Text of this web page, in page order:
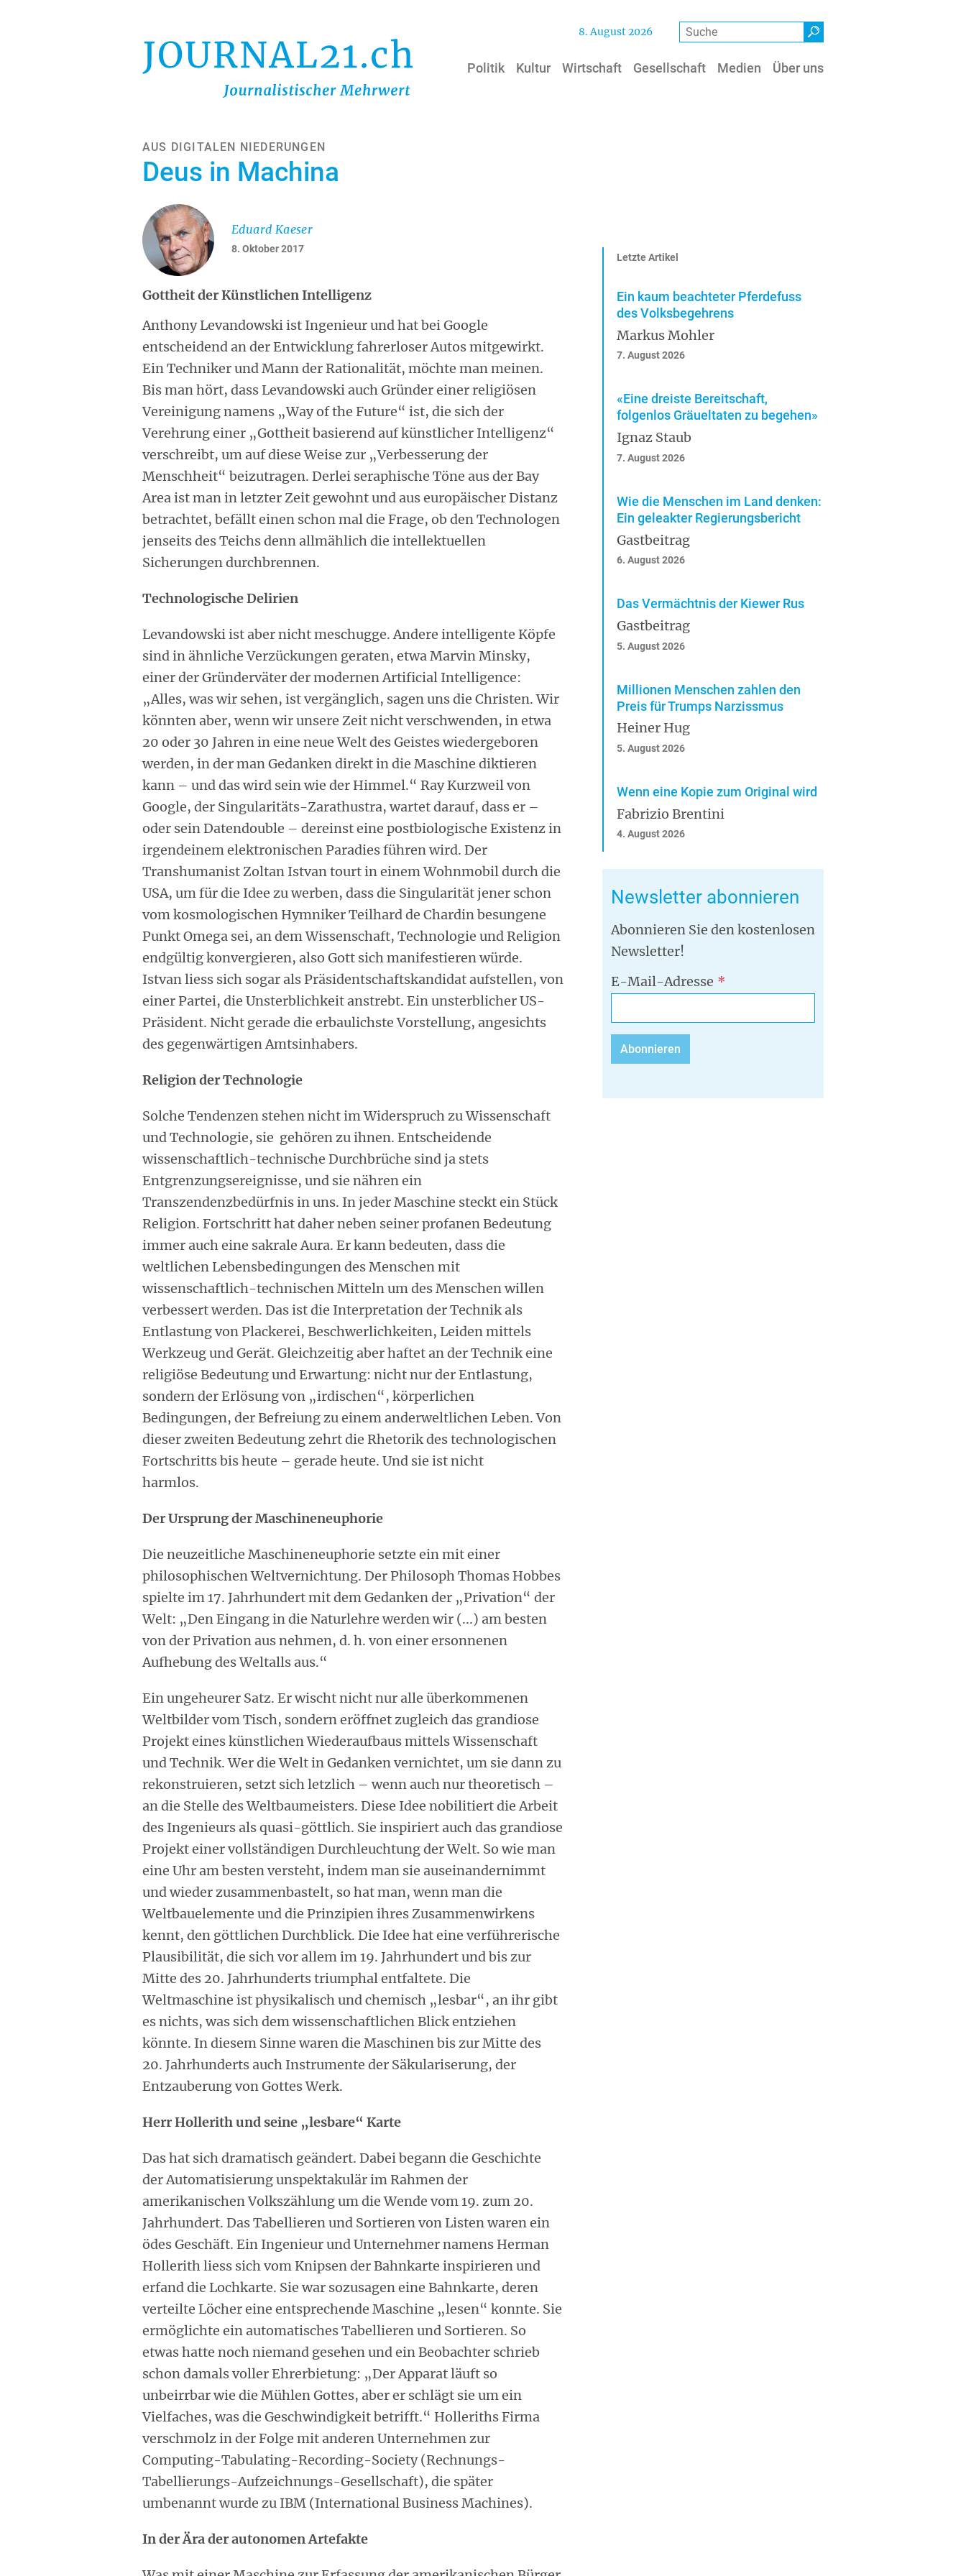
8. August 2026 Suche
Politik Kultur Wirtschaft Gesellschaft Medien Über uns
AUS DIGITALEN NIEDERUNGEN
Deus in Machina
8. Oktober 2017
Eduard Kaeser
Gottheit der Künstlichen Intelligenz
Anthony Levandowski ist Ingenieur und hat bei Google
entscheidend an der Entwicklung fahrerloser Autos mitgewirkt.
Ein Techniker und Mann der Rationalität, möchte man meinen.
Bis man hört, dass Levandowski auch Gründer einer religiösen
Vereinigung namens „Way of the Future“ ist, die sich der
Verehrung einer „Gottheit basierend auf künstlicher Intelligenz“
verschreibt, um auf diese Weise zur „Verbesserung der
Menschheit“ beizutragen. Derlei seraphische Töne aus der Bay
Area ist man in letzter Zeit gewohnt und aus europäischer Distanz
betrachtet, befällt einen schon mal die Frage, ob den Technologen
jenseits des Teichs denn allmählich die intellektuellen
Sicherungen durchbrennen.
Technologische Delirien
Levandowski ist aber nicht meschugge. Andere intelligente Köpfe
sind in ähnliche Verzückungen geraten, etwa Marvin Minsky,
einer der Gründerväter der modernen Artificial Intelligence:
„Alles, was wir sehen, ist vergänglich, sagen uns die Christen. Wir
könnten aber, wenn wir unsere Zeit nicht verschwenden, in etwa
20 oder 30 Jahren in eine neue Welt des Geistes wiedergeboren
werden, in der man Gedanken direkt in die Maschine diktieren
kann – und das wird sein wie der Himmel.“ Ray Kurzweil von
Google, der Singularitäts-Zarathustra, wartet darauf, dass er –
oder sein Datendouble – dereinst eine postbiologische Existenz in
irgendeinem elektronischen Paradies führen wird. Der
Transhumanist Zoltan Istvan tourt in einem Wohnmobil durch die
USA, um für die Idee zu werben, dass die Singularität jener schon
vom kosmologischen Hymniker Teilhard de Chardin besungene
Punkt Omega sei, an dem Wissenschaft, Technologie und Religion
endgültig konvergieren, also Gott sich manifestieren würde.
Istvan liess sich sogar als Präsidentschaftskandidat aufstellen, von
einer Partei, die Unsterblichkeit anstrebt. Ein unsterblicher US-
Präsident. Nicht gerade die erbaulichste Vorstellung, angesichts
des gegenwärtigen Amtsinhabers.
Religion der Technologie
Solche Tendenzen stehen nicht im Widerspruch zu Wissenschaft
und Technologie, sie gehören zu ihnen. Entscheidende
wissenschaftlich-techni­sche Durchbrüche sind ja stets
Entgrenzungsereignisse, und sie nähren ein
Transzendenzbedürfnis in uns. In jeder Maschine steckt ein Stück
Religion. Fortschritt hat daher neben seiner profanen Bedeutung
immer auch eine sakrale Aura. Er kann bedeuten, dass die
weltlichen Lebensbedingungen des Menschen mit
wissenschaftlich-technischen Mitteln um des Menschen willen
verbessert werden. Das ist die Interpretation der Technik als
Entlastung von Plackerei, Beschwerlichkeiten, Leiden mittels
Werkzeug und Gerät. Gleichzeitig aber haftet an der Technik eine
religiöse Bedeutung und Erwartung: nicht nur der Entlastung,
sondern der Erlösung von „irdischen“, körperlichen
Bedingungen, der Befreiung zu einem anderweltlichen Leben. Von
dieser zweiten Bedeutung zehrt die Rhetorik des technologischen
Fortschritts bis heute – gerade heute. Und sie ist nicht
harmlos.
Der Ursprung der Maschineneuphorie
Die neuzeitliche Maschineneuphorie setzte ein mit einer
philosophischen Weltvernichtung. Der Philosoph Thomas Hobbes
spielte im 17. Jahrhundert mit dem Gedanken der „Privation“ der
Welt: „Den Eingang in die Naturlehre werden wir (...) am besten
von der Privation aus nehmen, d. h. von einer ersonnenen
Aufhebung des Weltalls aus.“
Ein ungeheurer Satz. Er wischt nicht nur alle überkommenen
Weltbilder vom Tisch, sondern eröffnet zugleich das grandiose
Projekt eines künstlichen Wiederaufbaus mittels Wissenschaft
und Technik. Wer die Welt in Gedanken vernichtet, um sie dann zu
rekonstruieren, setzt sich letzlich – wenn auch nur theoretisch –
an die Stelle des Weltbaumeisters. Diese Idee nobilitiert die Arbeit
des Ingenieurs als quasi-göttlich. Sie inspiriert auch das grandiose
Projekt einer vollständigen Durchleuchtung der Welt. So wie man
eine Uhr am besten versteht, indem man sie auseinandernimmt
und wieder zusammenbastelt, so hat man, wenn man die
Weltbauelemente und die Prinzipien ihres Zusammenwirkens
kennt, den göttlichen Durchblick. Die Idee hat eine verführerische
Plausibilität, die sich vor allem im 19. Jahrhundert und bis zur
Mitte des 20. Jahrhunderts triumphal entfaltete. Die
Weltmaschine ist physikalisch und chemisch „lesbar“, an ihr gibt
es nichts, was sich dem wissenschaftlichen Blick entziehen
könnte. In diesem Sinne waren die Maschinen bis zur Mitte des
20. Jahrhunderts auch Instrumente der Säkulariserung, der
Entzauberung von Gottes Werk.
Herr Hollerith und seine „lesbare“ Karte
Das hat sich dramatisch geändert. Dabei begann die Geschichte
der Automatisierung unspektakulär im Rahmen der
amerikanischen Volkszählung um die Wende vom 19. zum 20.
Jahrhundert. Das Tabellieren und Sortieren von Listen waren ein
ödes Geschäft. Ein Ingenieur und Unternehmer namens Herman
Hollerith liess sich vom Knipsen der Bahnkarte inspirieren und
erfand die Lochkarte. Sie war sozusagen eine Bahnkarte, deren
verteilte Löcher eine entsprechende Maschine „lesen“ konnte. Sie
ermöglichte ein automatisches Tabellieren und Sortieren. So
etwas hatte noch niemand gesehen und ein Beobachter schrieb
schon damals voller Ehrerbietung: „Der Apparat läuft so
unbeirrbar wie die Mühlen Gottes, aber er schlägt sie um ein
Vielfaches, was die Geschwindigkeit betrifft.“ Holleriths Firma
verschmolz in der Folge mit anderen Unternehmen zur
Computing-Tabulating-Recording-Society (Rechnungs-
Tabellie­rungs-Auf­zeich­nungs-Gesellschaft), die später
umbenannt wurde zu IBM (International Business Machines).
In der Ära der autonomen Artefakte
Letzte Artikel
Ein kaum beachteter Pferdefuss
des Volksbegehrens
Markus Mohler
7. August 2026
«Eine dreiste Bereitschaft,
folgenlos Gräueltaten zu begehen»
Ignaz Staub
7. August 2026
Wie die Menschen im Land denken:
Ein geleakter Regierungsbericht
Gastbeitrag
6. August 2026
Das Vermächtnis der Kiewer Rus
Gastbeitrag
5. August 2026
Millionen Menschen zahlen den
Preis für Trumps Narzissmus
Heiner Hug
5. August 2026
Wenn eine Kopie zum Original wird
Fabrizio Brentini
4. August 2026
Newsletter abonnieren
Abonnieren Sie den kostenlosen
Newsletter!
E-Mail-Adresse